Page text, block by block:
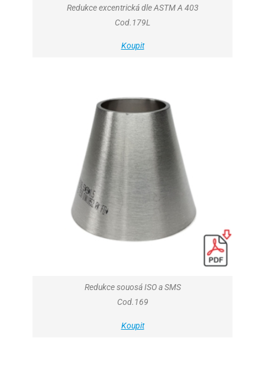
Redukce excentrická dle ASTM A 403
Cod.179L
Koupit
Redukce souosá ISO a SMS
Cod.169
Koupit